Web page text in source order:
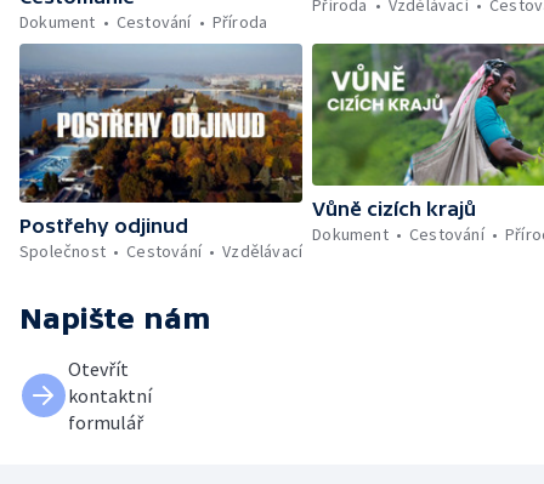
Dokument
Cestování Příroda
Příroda
Vzdělávací
Postřehy odjinud
Společnost
Cestování Vzdělávací
Vůně cizích krajů
Dokument
Cestování
Napište nám
Otevřít
kontaktní
formulář